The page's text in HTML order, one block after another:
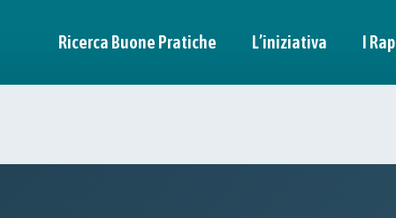
Ricerca Buone Pratiche L’iniziativa I
pratica